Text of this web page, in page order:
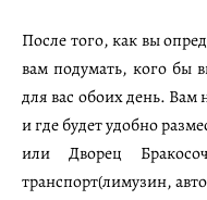
После того, как вы
вам подумать, кого бы
для вас обоих день.
и где будет удобно
или Дворец
транспорт(лимузин,